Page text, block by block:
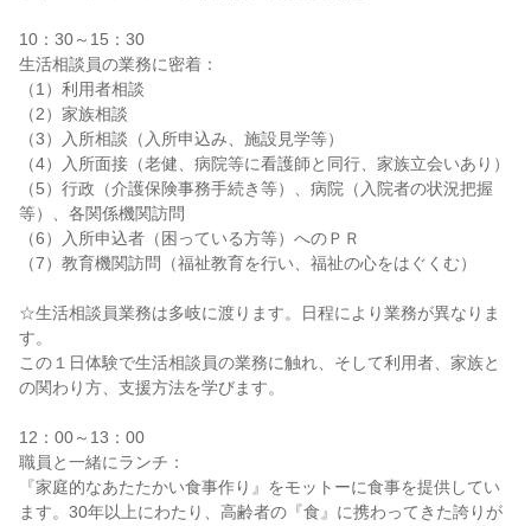
10：30～15：30
生活相談員の業務に密着：
（1）利用者相談
（2）家族相談
（3）入所相談（入所申込み、施設見学等）
（4）入所面接（老健、病院等に看護師と同行、家族立会いあり）
（5）行政（介護保険事務手続き等）、病院（入院者の状況把握
等）、各関係機関訪問
（6）入所申込者（困っている方等）へのＰＲ
（7）教育機関訪問（福祉教育を行い、福祉の心をはぐくむ）
☆生活相談員業務は多岐に渡ります。日程により業務が異なりま
す。
この１日体験で生活相談員の業務に触れ、そして利用者、家族と
の関わり方、支援方法を学びます。
12：00～13：00
職員と一緒にランチ：
『家庭的なあたたかい食事作り』をモットーに食事を提供してい
ます。30年以上にわたり、高齢者の『食』に携わってきた誇りが